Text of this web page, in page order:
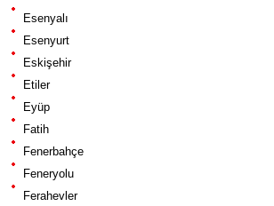
Esenyalı
Esenyurt
Eskişehir
Etiler
Eyüp
Fatih
Fenerbahçe
Feneryolu
Ferahevler